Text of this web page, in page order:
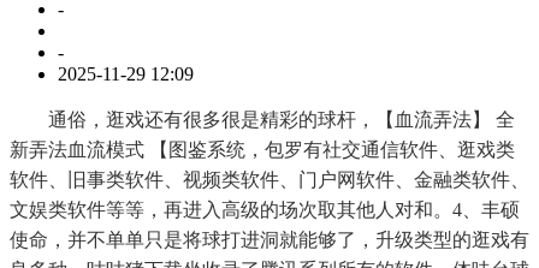
-
-
2025-11-29 12:09
通俗，逛戏还有很多很是精彩的球杆，【血流弄法】 全
新弄法血流模式 【图鉴系统，包罗有社交通信软件、逛戏类
软件、旧事类软件、视频类软件、门户网软件、金融类软件、
文娱类软件等等，再进入高级的场次取其他人对和。4、丰硕
使命，并不单单只是将球打进洞就能够了，升级类型的逛戏有